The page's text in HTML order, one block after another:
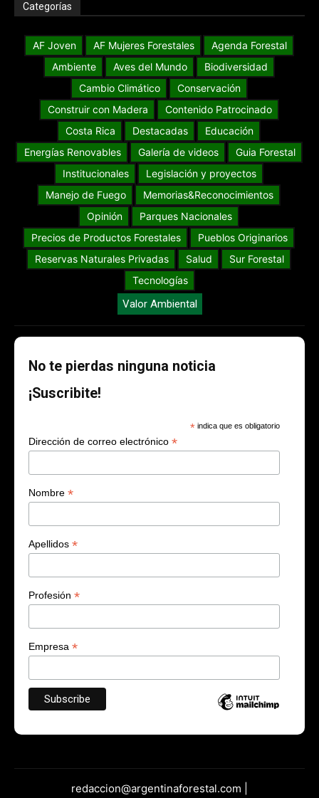
Categorías
AF Joven AF Mujeres Forestales
Agenda Forestal
Ambiente
Aves del Mundo
Biodiversidad
Cambio Climático
Conservación
Construir con Madera
Contenido Patrocinado
Costa Rica
Destacadas
Educación
Energías Renovables
Galería de videos
Guia Forestal
Institucionales
Legislación y proyectos
Manejo de Fuego
Memorias&Reconocimientos
Opinión
Parques Nacionales
Precios de Productos Forestales
Pueblos Originarios
Reservas Naturales Privadas
Salud
Sur Forestal
Tecnologías
Valor Ambiental
No te pierdas ninguna noticia
¡Suscribite!
* indica que es obligatorio
Dirección de correo electrónico *
Nombre *
Apellidos *
Profesión *
Empresa *
redaccion@argentinaforestal.com |